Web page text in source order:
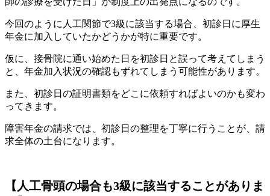
今回のように人工関節で3級に該当する場合、初診日に厚生
年金に加入していたかどうかが特に重要です。
仮に、接骨院に通い始めた日を初診日と誤って考えてしまう
と、年金加入状況の確認もずれてしまう可能性があります。
また、初診日の証明書類をどこに依頼すればよいのかも変わ
ってきます。
障害年金の請求では、初診日の整理を丁寧に行うことが、請
求全体の土台になります。
【人工骨頭の場合も3級に該当することがありま